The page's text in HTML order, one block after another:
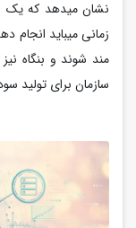
نشان میدهد که یک
زمانی میباید انجام
مند شوند و بنگاه
سازمان برای تولید